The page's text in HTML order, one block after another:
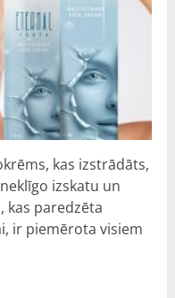
kas izstrādāts,
izskatu un
kas paredzēta
ir piemērota visiem